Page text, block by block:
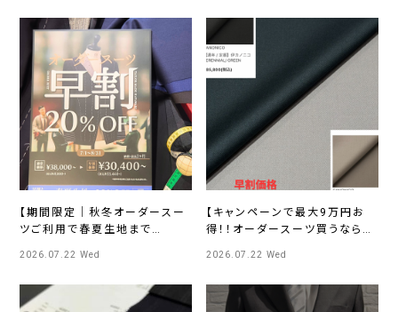
【期間限定｜秋冬オーダースー
ツご利用で春夏生地まで
2026.07.22 Wed
【キャンペーンで最大9万円お
得！！オーダースーツ買うなら今
2026.07.22 Wed